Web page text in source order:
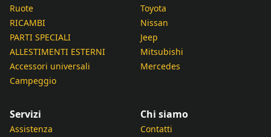
Ruote
RICAMBI
PARTI SPECIALI
ALLESTIMENTI ESTERNI
Accessori universali
Campeggio
Toyota
Nissan
Jeep
Mitsubishi
Mercedes
Servizi
Assistenza
Chi siamo
Contatti